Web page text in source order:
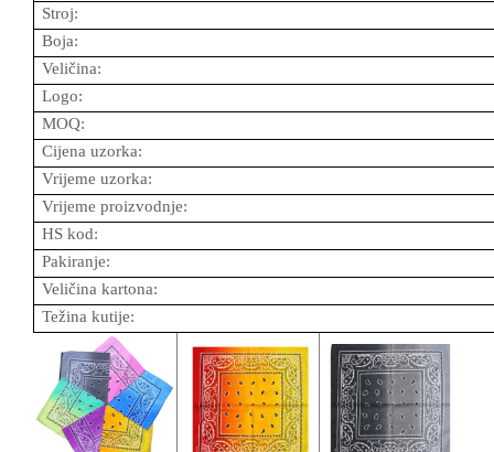
Stroj:
Boja:
Veličina:
Logo:
MOQ:
Cijena uzorka:
Vrijeme uzorka:
Vrijeme proizvodnje:
HS kod:
Pakiranje:
Veličina kartona:
Težina kutije: